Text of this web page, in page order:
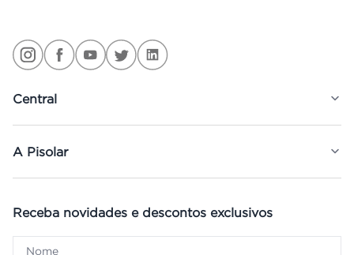
Central
A Pisolar
Receba novidades e descontos exclusivos